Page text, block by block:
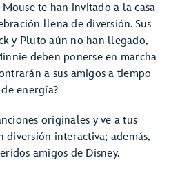
te han invitado a la casa
llena de diversión. Sus
y Pluto aún no han llegado,
deben ponerse en marcha
a sus amigos a tiempo
energía?
originales y ve a tus
diversión interactiva; además,
amigos de Disney.